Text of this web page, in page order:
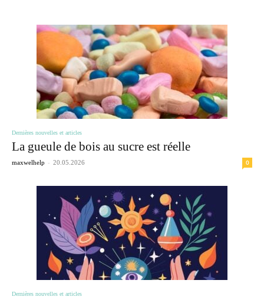
Dernières nouvelles et articles
La gueule de bois au sucre est réelle
maxwelhelp - 20.05.2026 0
Dernières nouvelles et articles